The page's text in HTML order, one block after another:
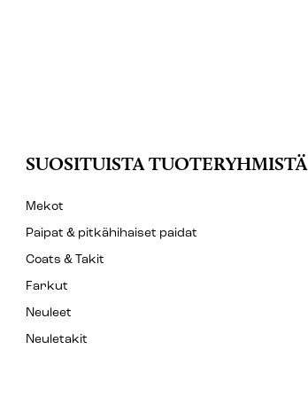
SUOSITUISTA TUOTERYHMISTÄ
Mekot
Paipat & pitkähihaiset paidat
Coats & Takit
Farkut
Neuleet
Neuletakit